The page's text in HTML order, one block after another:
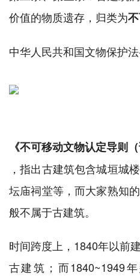
价值的物质遗存，归类为
中华人民共和国文物保护
《不可移动文物认定导则
，指出古建筑包含城垣城
坛庙祠堂等，而大家熟知
般不属于古建筑。
时间跨度上，1840年以前
古建筑；而1840~1949